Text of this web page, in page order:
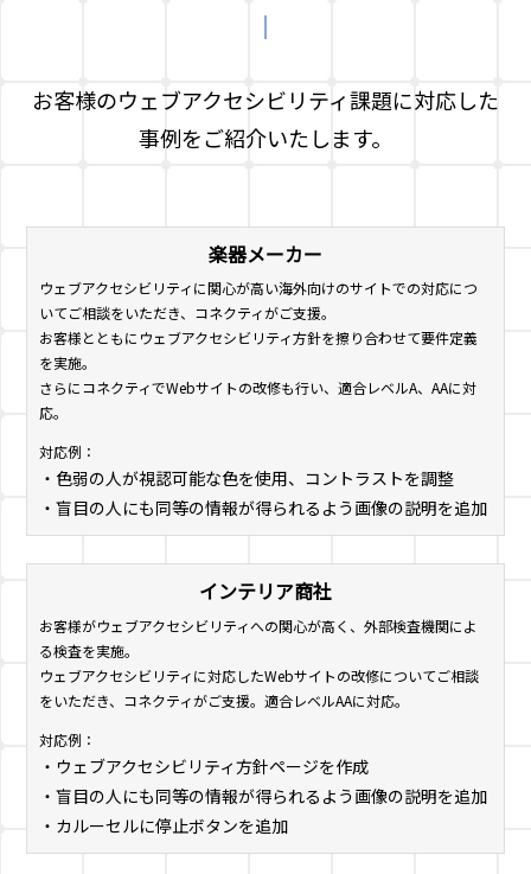
お客様のウェブアクセシビリティ課題に対応した
事例をご紹介いたします。
楽器メーカー
ウェブアクセシビリティに関心が高い海外向けのサイトでの対応につ
いてご相談をいただき、コネクティがご支援。
お客様とともにウェブアクセシビリティ方針を擦り合わせて要件定義
を実施。
さらにコネクティでWebサイトの改修も行い、適合レベルA、AAに対
応。
対応例：
・色弱の人が視認可能な色を使用、コントラストを調整
・盲目の人にも同等の情報が得られるよう画像の説明を追加
インテリア商社
お客様がウェブアクセシビリティへの関心が高く、外部検査機関によ
る検査を実施。
ウェブアクセシビリティに対応したWebサイトの改修についてご相談
をいただき、コネクティがご支援。適合レベルAAに対応。
対応例：
・ウェブアクセシビリティ方針ページを作成
・盲目の人にも同等の情報が得られるよう画像の説明を追加
・カルーセルに停止ボタンを追加